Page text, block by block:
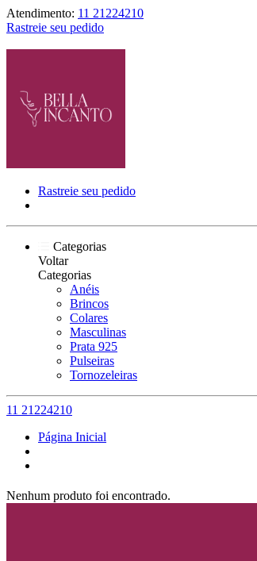
Atendimento: 11 21224210
Rastreie seu pedido
Rastreie seu pedido
Categorias
Voltar
Categorias
Anéis
Brincos
Colares
Masculinas
Prata 925
Pulseiras
Tornozeleiras
11 21224210
Página Inicial
Nenhum produto foi encontrado.